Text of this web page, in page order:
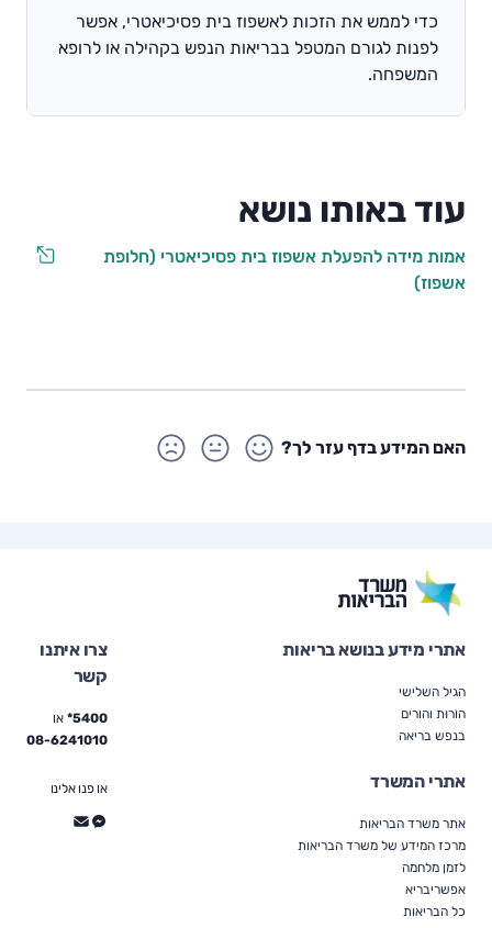
כדי לממש את הזכות לאשפוז בית פסיכיאטרי, אפשר
לפנות לגורם המטפל בבריאות הנפש בקהילה או לרופא
המשפחה.
עוד באותו נושא
אמות מידה להפעלת אשפוז בית פסיכיאטרי (חלופת
אשפוז)
האם המידע בדף עזר לך?
אתרי מידע בנושא בריאות
הגיל השלישי
הוֹרוּת והורים
בנפש בריאה
אתרי המשרד
אתר משרד הבריאות
מרכז המידע של משרד הבריאות
לזמן מלחמה
אפשריבריא
כל הבריאות
צרו איתנו
קשר
5400* או
08-6241010
או פנו אלינו